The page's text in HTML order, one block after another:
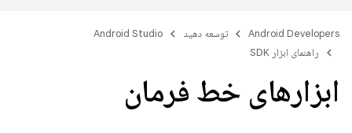
Android Developers توسعه دهید
Android Studio
راهنمای ابزار SDK
ابزارهای خط فرمان